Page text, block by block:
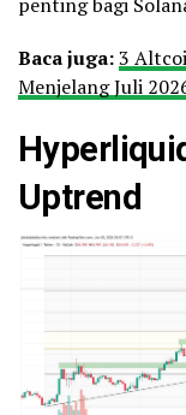
Baca juga:3
Menjelang Juli
Uptrend